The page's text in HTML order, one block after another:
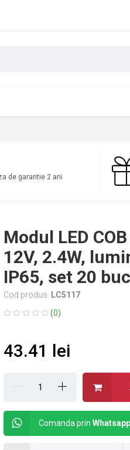
de garantie 2 ani
Modul LED
12V, 2.4W,
IP65, set 20
Cod produs: LC5117
(0)
43.41 lei
Comanda prinWhatsapp